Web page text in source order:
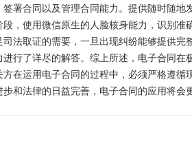
署合同以及管理合同能力。提供随时随
，使用微信原生的人脸核身能力，识别
法取证的需要，一旦出现纠纷能够提供完
行了详尽的解答。综上所述，电子合同
在运用电子合同的过程中，必须严格遵
和法律的日益完善，电子合同的应用将